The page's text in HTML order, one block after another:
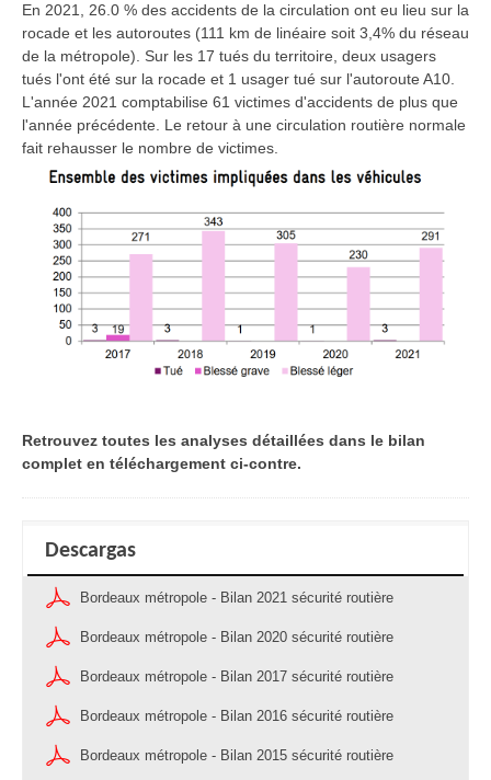
En 2021, 26.0 % des accidents de la circulation ont eu lieu sur la
rocade et les autoroutes (111 km de linéaire soit 3,4% du réseau
de la métropole). Sur les 17 tués du territoire, deux usagers
tués l'ont été sur la rocade et 1 usager tué sur l'autoroute A10.
L'année 2021 comptabilise 61 victimes d'accidents de plus que
l'année précédente. Le retour à une circulation routière normale
fait rehausser le nombre de victimes.
Retrouvez toutes les analyses détaillées dans le bilan
complet en téléchargement ci-contre.
Descargas
Bordeaux métropole - Bilan 2021 sécurité routière
Bordeaux métropole - Bilan 2020 sécurité routière
Bordeaux métropole - Bilan 2017 sécurité routière
Bordeaux métropole - Bilan 2016 sécurité routière
Bordeaux métropole - Bilan 2015 sécurité routière